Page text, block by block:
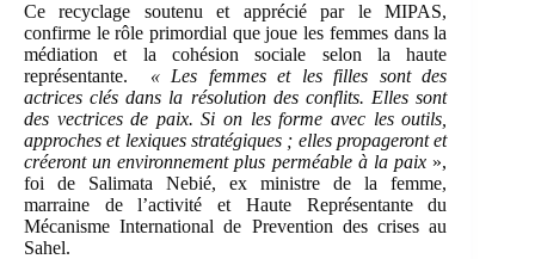
Ce recyclage soutenu et apprécié par le MIPAS,
confirme le rôle primordial que joue les femmes dans la
médiation et la cohésion sociale selon la haute
représentante. « Les femmes et les filles sont des
actrices clés dans la résolution des conflits. Elles sont
des vectrices de paix. Si on les forme avec les outils,
approches et lexiques stratégiques ; elles propageront et
créeront un environnement plus perméable à la paix »,
foi de Salimata Nebié, ex ministre de la femme,
marraine de l’activité et Haute Représentante du
Mécanisme International de Prevention des crises au
Sahel.